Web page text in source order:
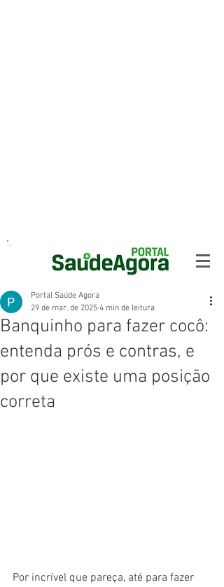
Banquinho para fazer cocô:
entenda prós e contras, e
por que existe uma posição
correta
Portal Saúde Agora
29 de mar. de 2025 4 min de leitura
Por incrível que pareça, até para fazer